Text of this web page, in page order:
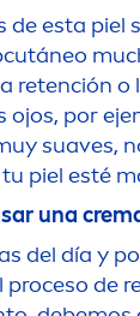
de esta piel
retención
ojos, por
suaves,
piel esté
una
del día y
proceso de